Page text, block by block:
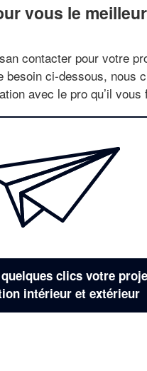
vous le
contacter pour votre
besoin ci-dessous, nous
avec le pro qu’il vous
clics votre
intérieur et extérieur